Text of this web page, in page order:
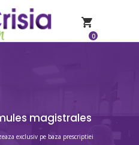
0
magistrales
exclusiv pe baza prescriptiei